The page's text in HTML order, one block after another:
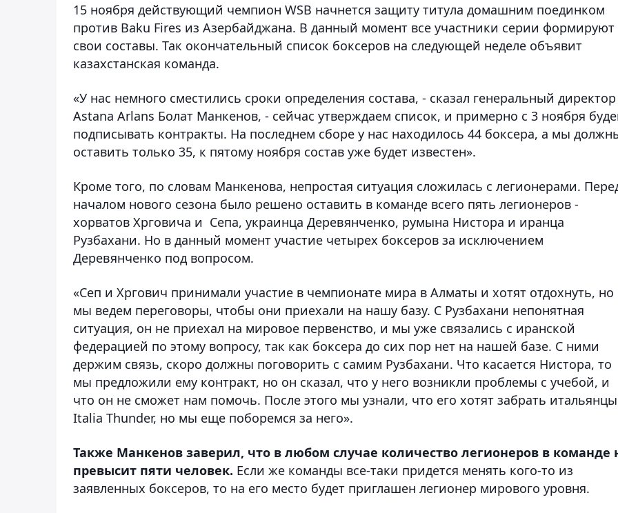
15 ноября действующий чемпион WSB начнется защиту титула домашним поединком
против Baku Fires из Азербайджана. В данный момент все участники серии формируют
свои составы. Так окончательный список боксеров на следующей неделе объявит
казахстанская команда.
«У нас немного сместились сроки определения состава, - сказал генеральный директор
Astana Arlans Болат Манкенов, - сейчас утверждаем список, и примерно с 3 ноября
подписывать контракты. На последнем сборе у нас находилось 44 боксера, а мы
оставить только 35, к пятому ноября состав уже будет известен».
Кроме того, по словам Манкенова, непростая ситуация сложилась с легионерами.
началом нового сезона было решено оставить в команде всего пять легионеров -
хорватов Хрговича и Сепа, украинца Деревянченко, румына Нистора и иранца
Рузбахани. Но в данный момент участие четырех боксеров за исключением
Деревянченко под вопросом.
«Сеп и Хргович принимали участие в чемпионате мира в Алматы и хотят отдохнуть, но
мы ведем переговоры, чтобы они приехали на нашу базу. С Рузбахани непонятная
ситуация, он не приехал на мировое первенство, и мы уже связались с иранской
федерацией по этому вопросу, так как боксера до сих пор нет на нашей базе. С ними
держим связь, скоро должны поговорить с самим Рузбахани. Что касается Нистора, то
мы предложили ему контракт, но он сказал, что у него возникли проблемы с учебой, и
что он не сможет нам помочь. После этого мы узнали, что его хотят забрать
Italia Thunder, но мы еще поборемся за него».
Также Манкенов заверил, что в любом случае количество легионеров в команде
превысит пяти человек. Если же команды все-таки придется менять кого-то из
заявленных боксеров, то на его место будет приглашен легионер мирового уровня.